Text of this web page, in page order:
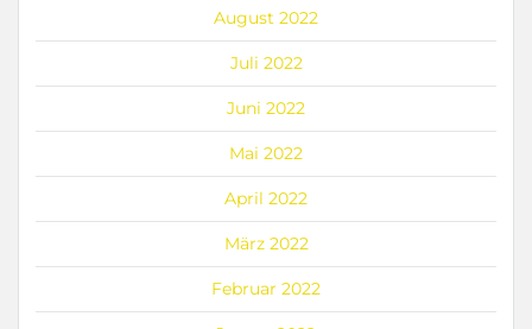
August 2022
Juli 2022
Juni 2022
Mai 2022
April 2022
März 2022
Februar 2022